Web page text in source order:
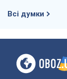
Всі думки